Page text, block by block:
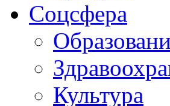
Соцсфера
Культура